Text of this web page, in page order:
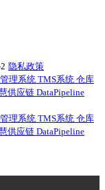
隐私政策
理系统 TMS系统 仓库
供应链 DataPipeline
理系统 TMS系统 仓库
供应链 DataPipeline